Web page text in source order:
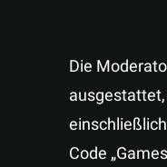
Die
Code